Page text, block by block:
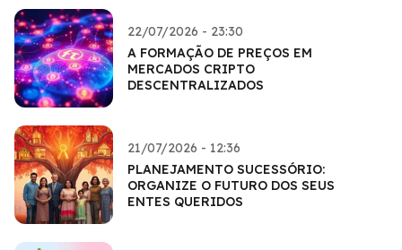
22/07/2026 - 23:30
A FORMAÇÃO DE PREÇOS EM
MERCADOS CRIPTO
DESCENTRALIZADOS
21/07/2026 - 12:36
PLANEJAMENTO SUCESSÓRIO:
ORGANIZE O FUTURO DOS SEUS
ENTES QUERIDOS